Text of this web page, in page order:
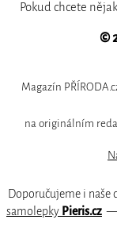
Pokud chcete
©
Magazín
na originálním
Doporučujeme i naše
samolepky Pieris.cz